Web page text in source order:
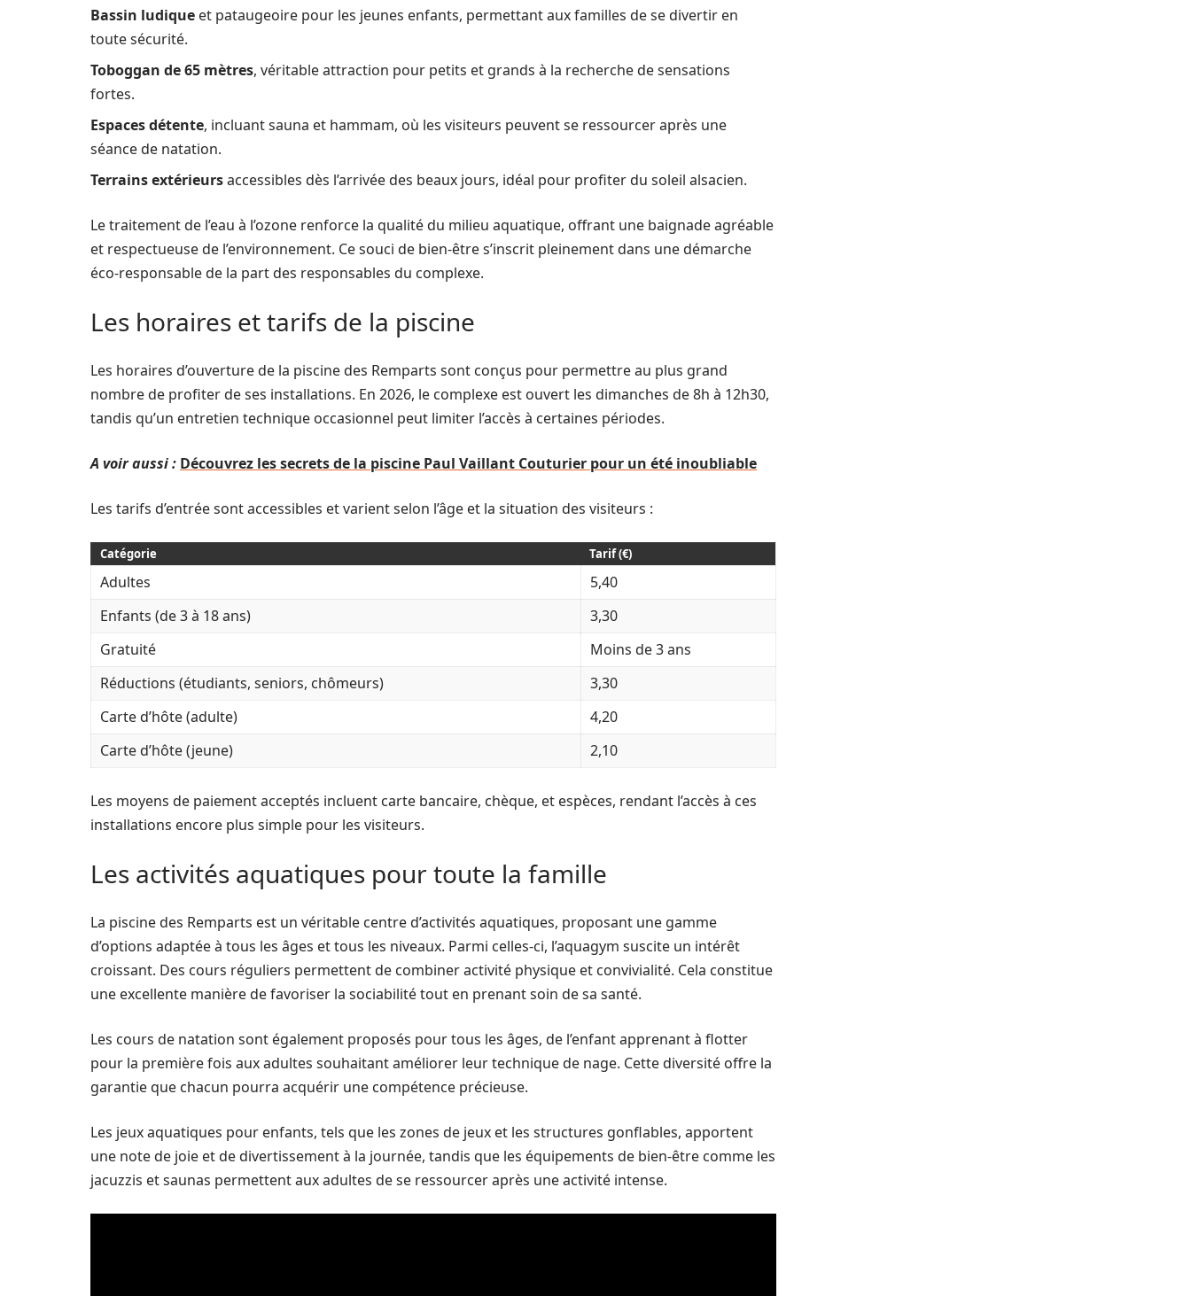
Bassin ludique et pataugeoire pour les jeunes enfants, permettant aux familles de se divertir en
toute sécurité.
Toboggan de 65 mètres, véritable attraction pour petits et grands à la recherche de sensations
fortes.
Espaces détente, incluant sauna et hammam, où les visiteurs peuvent se ressourcer après une
séance de natation.
Terrains extérieursaccessibles dès l’arrivée des beaux jours, idéal pour profiter du soleil alsacien.
Le traitement de l’eau à l’ozone renforce la qualité du milieu aquatique, offrant une baignade agréable
et respectueuse de l’environnement. Ce souci de bien-être s’inscrit pleinement dans une démarche
éco-responsable de la part des responsables du complexe.
Les horaires et tarifs de la piscine
Les horaires d’ouverture de la piscine des Remparts sont conçus pour permettre au plus grand
nombre de profiter de ses installations. En 2026, le complexe est ouvert les dimanches de 8h à 12h30,
tandis qu’un entretien technique occasionnel peut limiter l’accès à certaines périodes.
A voir aussi : Découvrez les secrets de la piscine Paul Vaillant Couturier pour un été inoubliable
Les tarifs d’entrée sont accessibles et varient selon l’âge et la situation des visiteurs :
Catégorie Tarif (€)
Adultes
5,40
Enfants (de 3 à 18 ans)
3,30
Gratuité
Moins de 3 ans
Réductions (étudiants, seniors, chômeurs)
3,30
Carte d’hôte (adulte)
4,20
Carte d’hôte (jeune)
2,10
Les moyens de paiement acceptés incluent carte bancaire, chèque, et espèces, rendant l’accès à ces
installations encore plus simple pour les visiteurs.
Les activités aquatiques pour toute la famille
La piscine des Remparts est un véritable centre d’activités aquatiques, proposant une gamme
d’options adaptée à tous les âges et tous les niveaux. Parmi celles-ci, l’aquagym suscite un intérêt
croissant. Des cours réguliers permettent de combiner activité physique et convivialité. Cela constitue
une excellente manière de favoriser la sociabilité tout en prenant soin de sa santé.
Les cours de natation sont également proposés pour tous les âges, de l’enfant apprenant à flotter
pour la première fois aux adultes souhaitant améliorer leur technique de nage. Cette diversité offre la
garantie que chacun pourra acquérir une compétence précieuse.
Les jeux aquatiques pour enfants, tels que les zones de jeux et les structures gonflables, apportent
une note de joie et de divertissement à la journée, tandis que les équipements de bien-être comme les
jacuzzis et saunas permettent aux adultes de se ressourcer après une activité intense.